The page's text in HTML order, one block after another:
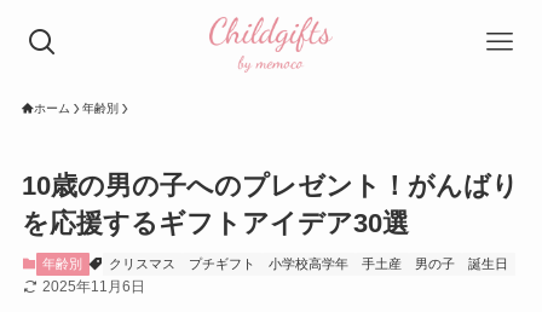
ホーム 年齢別
10歳の男の子へのプレゼント！がんばり
を応援するギフトアイデア30選
年齢別 クリスマス プチギフト 小学校高学年 手土産 男の子 誕生日
2025年11月6日